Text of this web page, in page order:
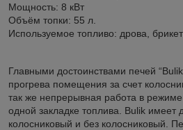
Мощность: 8 кВт
Объём топки: 55 л.
Используемое топливо: дрова,
Главными достоинствами печей
прогрева помещения за счет
так же непрерывная работа в
одной закладке топлива. Bulik имеет
колосниковый и без колосниковый.